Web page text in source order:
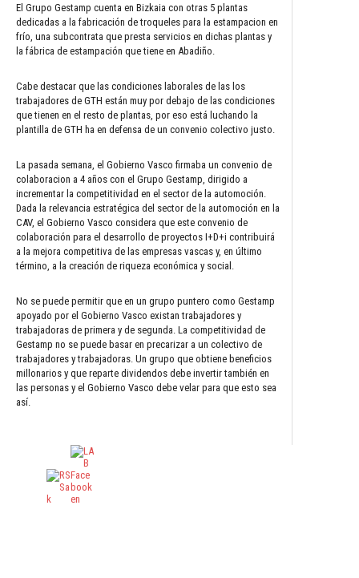
El Grupo Gestamp cuenta en Bizkaia con otras 5 plantas
dedicadas a la fabricación de troqueles para la estampacion en
frío, una subcontrata que presta servicios en dichas plantas y
la fábrica de estampación que tiene en Abadiño.
Cabe destacar que las condiciones laborales de las los
trabajadores de GTH están muy por debajo de las condiciones
que tienen en el resto de plantas, por eso está luchando la
plantilla de GTH ha en defensa de un convenio colectivo justo.
La pasada semana, el Gobierno Vasco firmaba un convenio de
colaboracion a 4 años con el Grupo Gestamp, dirigido a
incrementar la competitividad en el sector de la automoción.
Dada la relevancia estratégica del sector de la automoción en la
CAV, el Gobierno Vasco considera que este convenio de
colaboración para el desarrollo de proyectos I+D+i contribuirá
a la mejora competitiva de las empresas vascas y, en último
término, a la creación de riqueza económica y social.
No se puede permitir que en un grupo puntero como Gestamp
apoyado por el Gobierno Vasco existan trabajadores y
trabajadoras de primera y de segunda. La competitividad de
Gestamp no se puede basar en precarizar a un colectivo de
trabajadores y trabajadoras. Un grupo que obtiene beneficios
millonarios y que reparte dividendos debe invertir también en
las personas y el Gobierno Vasco debe velar para que esto sea
así.